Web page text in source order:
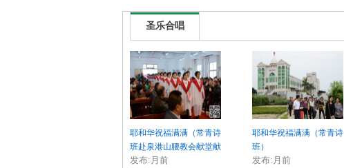
圣乐合唱
耶和华祝福满满（常青诗
班赴泉港山腰教会献堂献
唱）
发布: 月前
耶和华祝福满满（常青诗
班）
发布: 月前